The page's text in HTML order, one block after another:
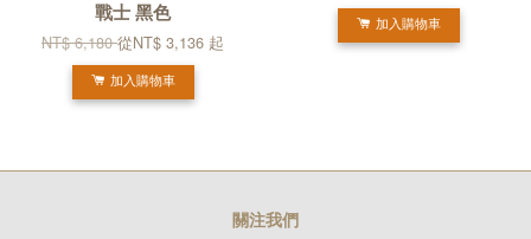
戰士 黑色
NT$ 6,180從NT$ 3,136 起
加入購物車
加入購物車
關注我們